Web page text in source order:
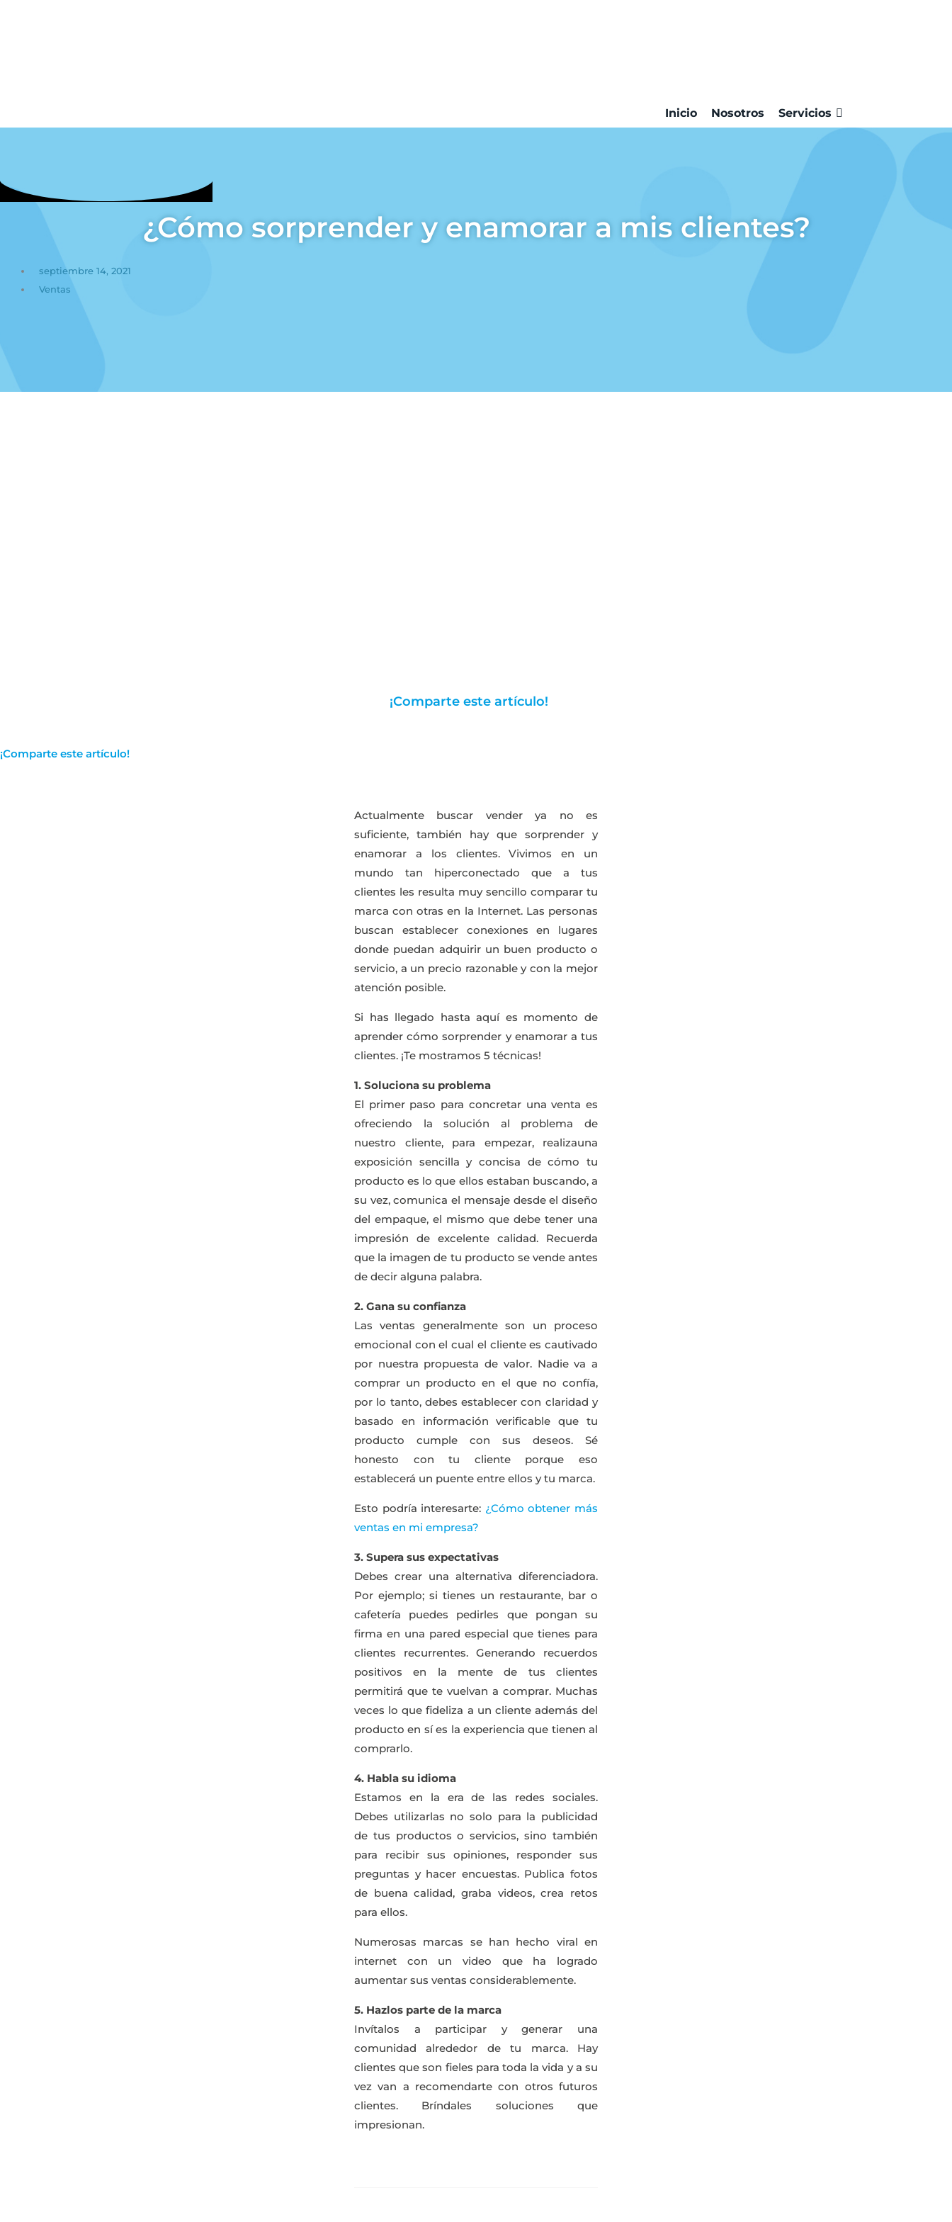
Inicio Nosotros Servicios
¿Cómo sorprender y enamorar a mis clientes?
septiembre 14, 2021
Ventas
¡Comparte este artículo!
¡Comparte este artículo!
Actualmente buscar vender ya no es
suficiente, también hay que sorprender y
enamorar a los clientes. Vivimos en un
mundo tan hiperconectado que a tus
clientes les resulta muy sencillo comparar tu
marca con otras en la Internet. Las personas
buscan establecer conexiones en lugares
donde puedan adquirir un buen producto o
servicio, a un precio razonable y con la mejor
atención posible.
Si has llegado hasta aquí es momento de
aprender cómo sorprender y enamorar a tus
clientes. ¡Te mostramos 5 técnicas!
1. Soluciona su problema
El primer paso para concretar una venta es
ofreciendo la solución al problema de
nuestro cliente, para empezar, realizauna
exposición sencilla y concisa de cómo tu
producto es lo que ellos estaban buscando, a
su vez, comunica el mensaje desde el diseño
del empaque, el mismo que debe tener una
impresión de excelente calidad. Recuerda
que la imagen de tu producto se vende antes
de decir alguna palabra.
2. Gana su confianza
Las ventas generalmente son un proceso
emocional con el cual el cliente es cautivado
por nuestra propuesta de valor. Nadie va a
comprar un producto en el que no confía,
por lo tanto, debes establecer con claridad y
basado en información verificable que tu
producto cumple con sus deseos. Sé
honesto con tu cliente porque eso
establecerá un puente entre ellos y tu marca.
Esto podría interesarte: ¿Cómo obtener más
ventas en mi empresa?
3. Supera sus expectativas
Debes crear una alternativa diferenciadora.
Por ejemplo; si tienes un restaurante, bar o
cafetería puedes pedirles que pongan su
firma en una pared especial que tienes para
clientes recurrentes. Generando recuerdos
positivos en la mente de tus clientes
permitirá que te vuelvan a comprar. Muchas
veces lo que fideliza a un cliente además del
producto en sí es la experiencia que tienen al
comprarlo.
4. Habla su idioma
Estamos en la era de las redes sociales.
Debes utilizarlas no solo para la publicidad
de tus productos o servicios, sino también
para recibir sus opiniones, responder sus
preguntas y hacer encuestas. Publica fotos
de buena calidad, graba videos, crea retos
para ellos.
Numerosas marcas se han hecho viral en
internet con un video que ha logrado
aumentar sus ventas considerablemente.
5. Hazlos parte de la marca
Invítalos a participar y generar una
comunidad alrededor de tu marca. Hay
clientes que son fieles para toda la vida y a su
vez van a recomendarte con otros futuros
clientes. Bríndales soluciones que
impresionan.